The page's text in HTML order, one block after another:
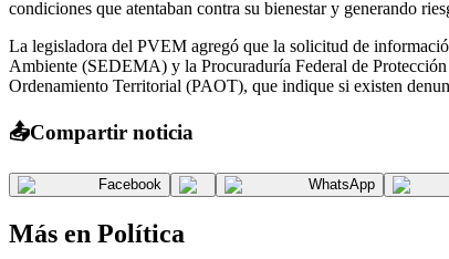
condiciones que atentaban contra su bienestar y generando
La legisladora del PVEM agregó que la solicitud de
Ambiente (SEDEMA) y la Procuraduría Federal de
Ordenamiento Territorial (PAOT), que indique si existen
📤Compartir noticia
Facebook WhatsApp
Más en Política